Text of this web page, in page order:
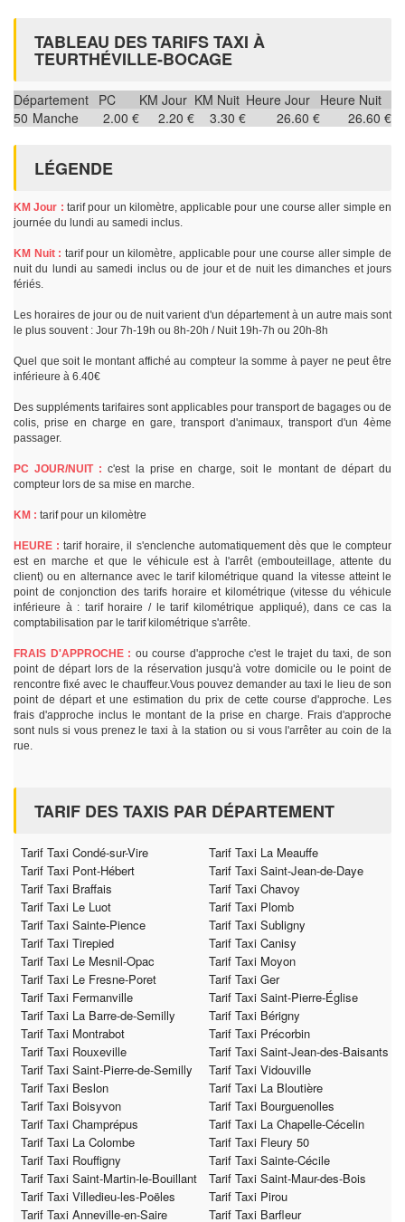
TABLEAU DES TARIFS TAXI À
TEURTHÉVILLE-BOCAGE
Département PC KM Jour KM Nuit Heure Jour Heure Nuit
50 Manche 2.00 € 2.20 € 3.30 € 26.60 € 26.60 €
LÉGENDE
KM Jour : tarif pour un kilomètre, applicable pour une course aller simple en
journée du lundi au samedi inclus.
KM Nuit : tarif pour un kilomètre, applicable pour une course aller simple de
nuit du lundi au samedi inclus ou de jour et de nuit les dimanches et jours
fériés.
Les horaires de jour ou de nuit varient d'un département à un autre mais sont
le plus souvent : Jour 7h-19h ou 8h-20h / Nuit 19h-7h ou 20h-8h
Quel que soit le montant affiché au compteur la somme à payer ne peut être
inférieure à 6.40€
Des suppléments tarifaires sont applicables pour transport de bagages ou de
colis, prise en charge en gare, transport d'animaux, transport d'un 4ème
passager.
PC JOUR/NUIT : c'est la prise en charge, soit le montant de départ du
compteur lors de sa mise en marche.
KM : tarif pour un kilomètre
HEURE : tarif horaire, il s'enclenche automatiquement dès que le compteur
est en marche et que le véhicule est à l'arrêt (embouteillage, attente du
client) ou en alternance avec le tarif kilométrique quand la vitesse atteint le
point de conjonction des tarifs horaire et kilométrique (vitesse du véhicule
inférieure à : tarif horaire / le tarif kilométrique appliqué), dans ce cas la
comptabilisation par le tarif kilométrique s'arrête.
FRAIS D'APPROCHE : ou course d'approche c'est le trajet du taxi, de son
point de départ lors de la réservation jusqu'à votre domicile ou le point de
rencontre fixé avec le chauffeur.Vous pouvez demander au taxi le lieu de son
point de départ et une estimation du prix de cette course d'approche. Les
frais d'approche inclus le montant de la prise en charge. Frais d'approche
sont nuls si vous prenez le taxi à la station ou si vous l'arrêter au coin de la
rue.
TARIF DES TAXIS PAR DÉPARTEMENT
Tarif Taxi Condé-sur-Vire
Tarif Taxi La Meauffe
Tarif Taxi Pont-Hébert
Tarif Taxi Saint-Jean-de-Daye
Tarif Taxi Braffais
Tarif Taxi Chavoy
Tarif Taxi Le Luot
Tarif Taxi Plomb
Tarif Taxi Sainte-Pience
Tarif Taxi Subligny
Tarif Taxi Tirepied
Tarif Taxi Canisy
Tarif Taxi Le Mesnil-Opac
Tarif Taxi Moyon
Tarif Taxi Le Fresne-Poret
Tarif Taxi Ger
Tarif Taxi Fermanville
Tarif Taxi Saint-Pierre-Église
Tarif Taxi La Barre-de-Semilly
Tarif Taxi Bérigny
Tarif Taxi Montrabot
Tarif Taxi Précorbin
Tarif Taxi Rouxeville
Tarif Taxi Saint-Jean-des-Baisants
Tarif Taxi Saint-Pierre-de-Semilly
Tarif Taxi Vidouville
Tarif Taxi Beslon
Tarif Taxi La Bloutière
Tarif Taxi Boisyvon
Tarif Taxi Bourguenolles
Tarif Taxi Champrépus
Tarif Taxi La Chapelle-Cécelin
Tarif Taxi La Colombe
Tarif Taxi Fleury 50
Tarif Taxi Rouffigny
Tarif Taxi Sainte-Cécile
Tarif Taxi Saint-Martin-le-Bouillant
Tarif Taxi Saint-Maur-des-Bois
Tarif Taxi Villedieu-les-Poëles
Tarif Taxi Pirou
Tarif Taxi Anneville-en-Saire
Tarif Taxi Barfleur